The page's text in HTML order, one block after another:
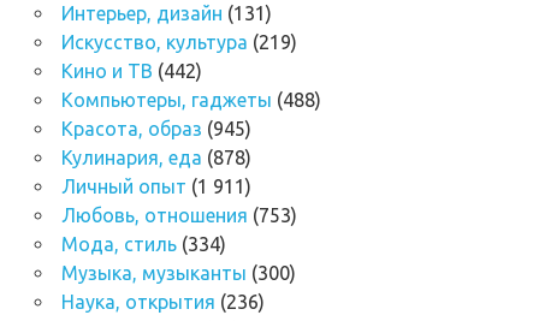
Интерьер, дизайн (131)
Искусство, культура (219)
Кино и ТВ (442)
Компьютеры, гаджеты (488)
Красота, образ (945)
Кулинария, еда (878)
Личный опыт (1 911)
Любовь, отношения (753)
Мода, стиль(334)
Музыка, музыканты (300)
Наука, открытия (236)